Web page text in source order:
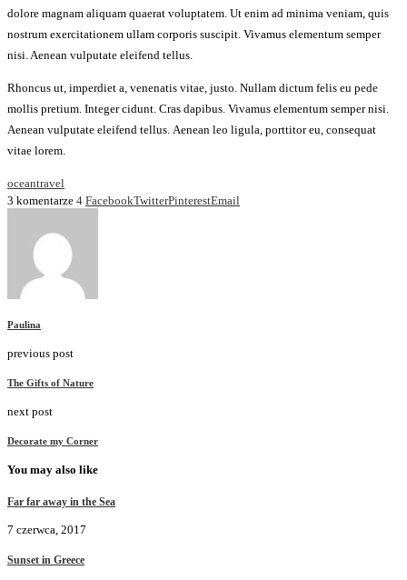
dolore magnam aliquam quaerat voluptatem. Ut enim ad minima veniam, quis
nostrum exercitationem ullam corporis suscipit. Vivamus elementum semper
nisi. Aenean vulputate eleifend tellus.
Rhoncus ut, imperdiet a, venenatis vitae, justo. Nullam dictum felis eu pede
mollis pretium. Integer cidunt. Cras dapibus. Vivamus elementum semper nisi.
Aenean vulputate eleifend tellus. Aenean leo ligula, porttitor eu, consequat
vitae lorem.
oceantravel
3 komentarze 4 FacebookTwitterPinterestEmail
Paulina
previous post
The Gifts of Nature
next post
Decorate my Corner
You may also like
Far far away in the Sea
7 czerwca, 2017
Sunset in Greece